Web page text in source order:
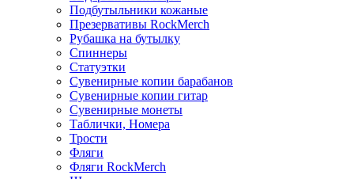
Подбутыльники кожаные
Презервативы RockMerch
Рубашка на бутылку
Спиннеры
Статуэтки
Сувенирные копии барабанов
Сувенирные копии гитар
Сувенирные монеты
Таблички, Номера
Трости
Фляги
Фляги RockMerch